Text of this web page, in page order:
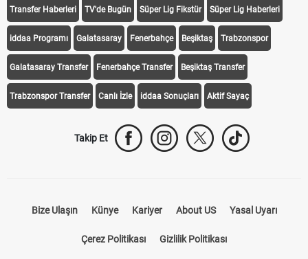
Transfer Haberleri TV'de Bugün Süper Lig Fikstür Süper Lig Haberleri
iddaa Programı Galatasaray Fenerbahçe Beşiktaş Trabzonspor
Galatasaray Transfer Fenerbahçe Transfer Beşiktaş Transfer
Trabzonspor Transfer Canlı İzle iddaa Sonuçları Aktif Sayaç
Takip Et
Bize Ulaşın Künye Kariyer About US Yasal Uyarı
Çerez Politikası Gizlilik Politikası